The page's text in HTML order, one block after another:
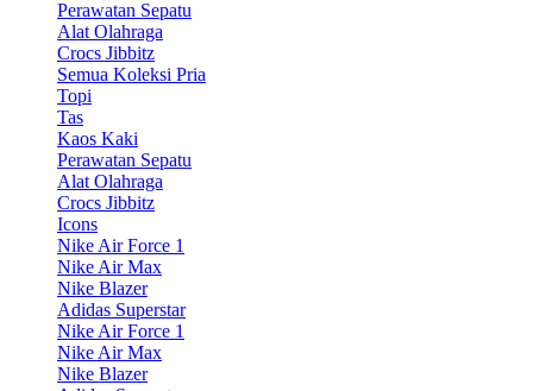
Perawatan Sepatu
Alat Olahraga
Crocs Jibbitz
Semua Koleksi Pria
Topi
Tas
Kaos Kaki
Perawatan Sepatu
Alat Olahraga
Crocs Jibbitz
Icons
Nike Air Force 1
Nike Air Max
Nike Blazer
Adidas Superstar
Nike Air Force 1
Nike Air Max
Nike Blazer